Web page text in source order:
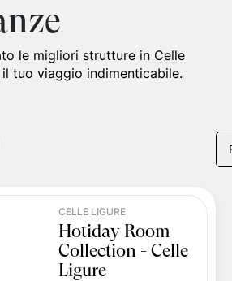
le migliori strutture in Celle
tuo viaggio indimenticabile.
CELLE LIGURE
Hotiday Room
Collection - Celle
Ligure